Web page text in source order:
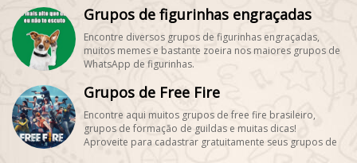
Grupos de figurinhas engraçadas
Encontre diversos grupos de figurinhas engraçadas,
muitos memes e bastante zoeira nos maiores grupos de
WhatsApp de figurinhas.
Grupos de Free Fire
Encontre aqui muitos grupos de free fire brasileiro,
grupos de formação de guildas e muitas dicas!
Aproveite para cadastrar gratuitamente seus grupos de